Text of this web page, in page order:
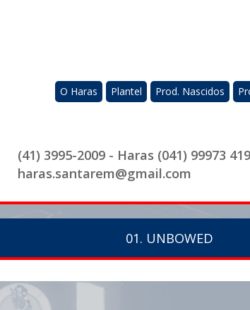
O Haras Plantel Prod. Nascidos
(41) 3995-2009 - Haras (041) 99973
haras.santarem@gmail.com
01. UNBOWED